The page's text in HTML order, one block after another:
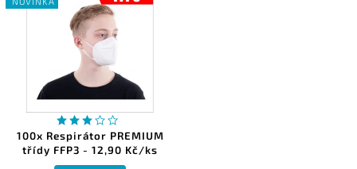
100x Respirátor PREMIUM
třídy FFP3 - 12,90 Kč/ks